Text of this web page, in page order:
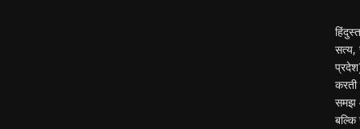
सत्य,
करती
समझ
बल्कि